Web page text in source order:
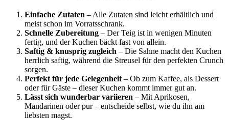
Einfache Zutaten – Alle Zutaten sind leicht erhältlich und
meist schon im Vorratsschrank.
Schnelle Zubereitung – Der Teig ist in wenigen Minuten
fertig, und der Kuchen bäckt fast von allein.
Saftig & knusprig zugleich – Die Sahne macht den Kuchen
herrlich saftig, während die Streusel für den perfekten Crunch
sorgen.
Perfekt für jede Gelegenheit – Ob zum Kaffee, als Dessert
oder für Gäste – dieser Kuchen kommt immer gut an.
Lässt sich wunderbar variieren – Mit Aprikosen,
Mandarinen oder pur – entscheide selbst, wie du ihn am
liebsten magst.